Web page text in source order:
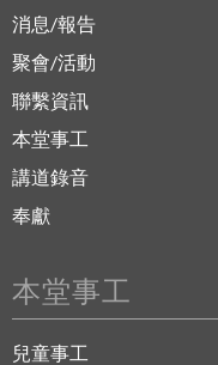
消息/報告
聚會/活動
聯繫資訊
本堂事工
講道錄音
奉獻
本堂事工
兒童事工